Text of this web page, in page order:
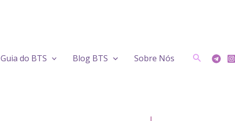
Guia do BTS Blog BTS Sobre Nós Pesquisar